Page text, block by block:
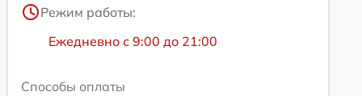
Режим работы:
Ежедневно с 9:00 до 21:00
Способы оплаты